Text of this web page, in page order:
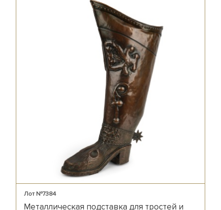
Лот №7384
Металлическая подставка для тростей и